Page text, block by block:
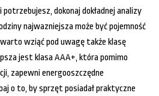
dokonaj dokładnej analizy
najwazniejsza może być pojemność
wziąć pod uwagę także klasę
jest klasa AAA+, która pomimo
zapewni energooszczędne
o to, by sprzęt posiadał praktyczne